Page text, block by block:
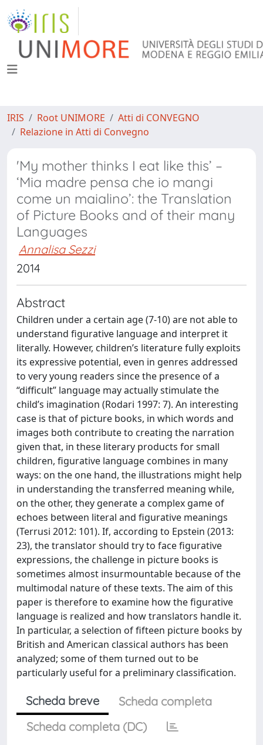
IRIS Root UNIMORE
Atti di CONVEGNO
Relazione in Atti di Convegno
'My mother thinks I eat like this’ –
‘Mia madre pensa che io mangi
come un maialino’: the Translation
of Picture Books and of their many
Languages
Annalisa Sezzi
2014
Abstract
Children under a certain age (7-10) are not able to
understand figurative language and interpret it
literally. However, children’s literature fully exploits
its expressive potential, even in genres addressed
to very young readers since the presence of a
“difficult” language may actually stimulate the
child’s imagination (Rodari 1997: 7). An interesting
case is that of picture books, in which words and
images both contribute to creating the narration
given that, in these literary products for small
children, figurative language combines in many
ways: on the one hand, the illustrations might help
in understanding the transferred meaning while,
on the other, they generate a complex game of
echoes between literal and figurative meanings
(Terrusi 2012: 101). If, according to Epstein (2013:
23), the translator should try to face figurative
expressions, the challenge in picture books is
sometimes almost insurmountable because of the
multimodal nature of these texts. The aim of this
paper is therefore to examine how the figurative
language is realized and how translators handle it.
In particular, a selection of fifteen picture books by
British and American classical authors has been
analyzed; some of them turned out to be
particularly useful for a preliminary classification.
Scheda breve
Scheda completa
Scheda completa (DC)